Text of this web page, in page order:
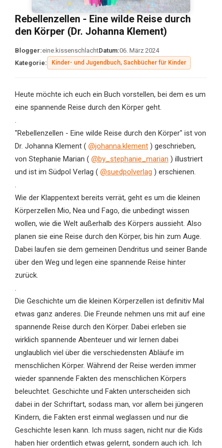
Rebellenzellen - Eine wilde Reise durch
den Körper (Dr. Johanna Klement)
Blogger:eine.kissenschlachtDatum:06. März 2024
Kategorie:
Kinder- und Jugendbuch, Sachbücher für Kinder
Heute möchte ich euch ein Buch vorstellen, bei dem es um
eine spannende Reise durch den Körper geht.
.
"Rebellenzellen - Eine wilde Reise durch den Körper" ist von
Dr. Johanna Klement ( @johanna.klement) geschrieben,
von Stephanie Marian ( @by_stephanie_marian ) illustriert
und ist im Südpol Verlag ( @suedpolverlag ) erschienen.
.
Wie der Klappentext bereits verrät, geht es um die kleinen
Körperzellen Mio, Nea und Fago, die unbedingt wissen
wollen, wie die Welt außerhalb des Körpers aussieht. Also
planen sie eine Reise durch den Körper, bis hin zum Auge.
Dabei laufen sie dem gemeinen Dendritus und seiner Bande
über den Weg und legen eine spannende Reise hinter
zurück.
.
Die Geschichte um die kleinen Körperzellen ist definitiv Mal
etwas ganz anderes. Die Freunde nehmen uns mit auf eine
spannende Reise durch den Körper. Dabei erleben sie
wirklich spannende Abenteuer und wir lernen dabei
unglaublich viel über die verschiedensten Abläufe im
menschlichen Körper. Während der Reise werden immer
wieder spannende Fakten des menschlichen Körpers
beleuchtet. Geschichte und Fakten unterscheiden sich
dabei in der Schriftart, sodass man, vor allem bei jüngeren
Kindern, die Fakten erst einmal weglassen und nur die
Geschichte lesen kann. Ich muss sagen, nicht nur die Kids
haben hier ordentlich etwas gelernt, sondern auch ich. Ich